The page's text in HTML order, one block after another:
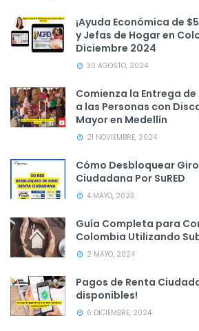
¡Ayuda Económica de
y Jefas de Hogar en
Diciembre 2024
30 AGOSTO, 2024
Comienza la Entrega
a las Personas con
Mayor en Medellín
21 NOVIEMBRE, 2024
Cómo Desbloquear
Ciudadana Por SuRED
4 MAYO, 2023
Guía Completa para
Colombia Utilizando
2 MAYO, 2024
Pagos de Renta
disponibles!
6 DICIEMBRE, 2024